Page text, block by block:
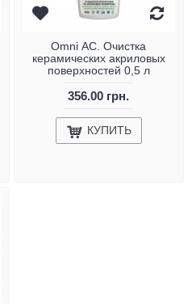
Omni АС. Очистка
керамических акриловых
поверхностей 0,5 л
356.00 грн.
КУПИТЬ